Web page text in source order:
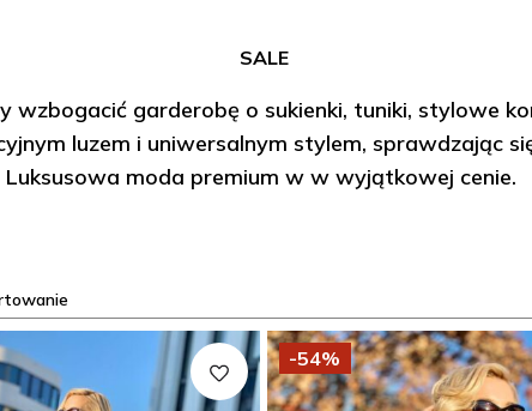
SALE
wzbogacić garderobę o sukienki, tuniki, stylowe
luzem i uniwersalnym stylem, sprawdzając
Luksusowa moda premium w w wyjątkowej cenie.
-54%